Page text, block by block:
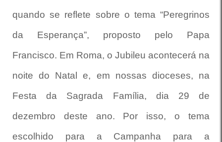
quando se reflete sobre o tema “Peregrinos
da Esperança”, proposto pelo Papa
Francisco. Em Roma, o Jubileu acontecerá na
noite do Natal e, em nossas dioceses, na
Festa da Sagrada Família, dia 29 de
dezembro deste ano. Por isso, o tema
escolhido para a Campanha para a